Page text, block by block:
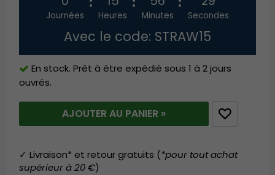
Journées Heures Minutes Secondes
Avec le code: STRAW15
En stock. Prêt à être expédié sous 1 à 2 jours
ouvrés.
AJOUTER AU PANIER »
✓ Livraison* et retour gratuits (*pour tout achat
supérieur à 20 €)